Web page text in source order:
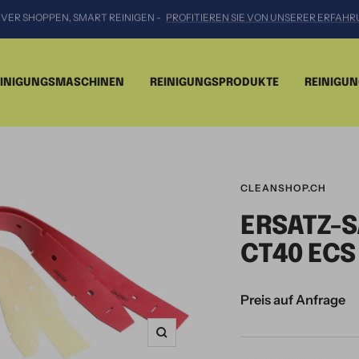
GERNE BERATEN WIR SIE PERSÖNLICH VOR ORT IN DER GANZEN SCHWEIZ.
REINIGUNGSPRODUKTE
Zoom
CLEANSHOP.CH
ERSATZ-
CT40 ECS
Preis auf Anfrage